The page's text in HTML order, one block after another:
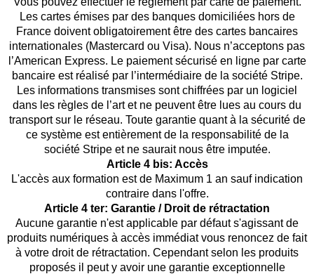
Les cartes émises par des banques domiciliées hors de
France doivent obligatoirement être des cartes bancaires
internationales (Mastercard ou Visa). Nous n’acceptons pas
l’American Express. Le paiement sécurisé en ligne par carte
bancaire est réalisé par l’intermédiaire de la société Stripe.
Les informations transmises sont chiffrées par un logiciel
dans les règles de l’art et ne peuvent être lues au cours du
transport sur le réseau. Toute garantie quant à la sécurité de
ce système est entièrement de la responsabilité de la
société Stripe et ne saurait nous être imputée.
Article 4 bis: Accès
L'accès aux formation est de Maximum 1 an sauf indication
contraire dans l'offre.
Article 4 ter: Garantie / Droit de rétractation
Aucune garantie n'est applicable par défaut s'agissant de
produits numériques à accès immédiat vous renoncez de fait
à votre droit de rétractation. Cependant selon les produits
proposés il peut y avoir une garantie exceptionnelle